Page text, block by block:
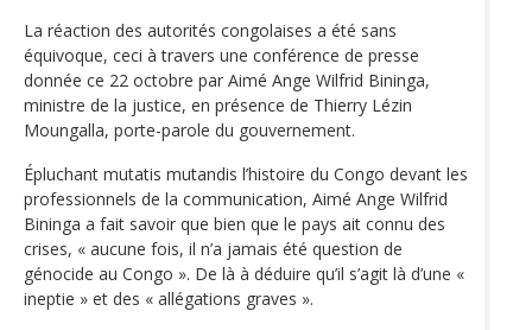
La réaction des autorités congolaises a été sans
équivoque, ceci à travers une conférence de presse
donnée ce 22 octobre par Aimé Ange Wilfrid Bininga,
ministre de la justice, en présence de Thierry Lézin
Moungalla, porte-parole du gouvernement.
Épluchant mutatis mutandis l’histoire du Congo devant les
professionnels de la communication, Aimé Ange Wilfrid
Bininga a fait savoir que bien que le pays ait connu des
crises, « aucune fois, il n’a jamais été question de
génocide au Congo ». De là à déduire qu’il s’agit là d’une «
ineptie » et des « allégations graves ».